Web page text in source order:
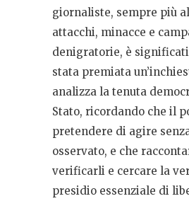
giornaliste, sempre più
attacchi, minacce e
denigratorie, è
stata premiata
analizza la tenuta
Stato, ricordando che il
pretendere di agire
osservato, e che
verificarli e cercare la
presidio essenziale di